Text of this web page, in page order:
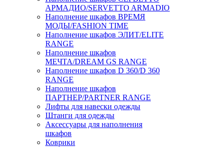
АРМАДИО/SERVETTO ARMADIO
Наполнение шкафов ВРЕМЯ
МОДЫ/FASHION TIME
Наполнение шкафов ЭЛИТ/ELITE
RANGE
Наполнение шкафов
МЕЧТА/DREAM GS RANGE
Наполнение шкафов D 360/D 360
RANGE
Наполнение шкафов
ПАРТНЕР/PARTNER RANGE
Лифты для навески одежды
Штанги для одежды
Аксессуары для наполнения
шкафов
Коврики